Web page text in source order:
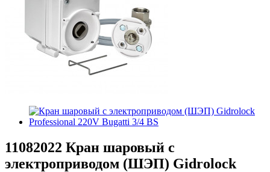
11082022 Кран шаровый с
электроприводом (ШЭП) Gidrolock